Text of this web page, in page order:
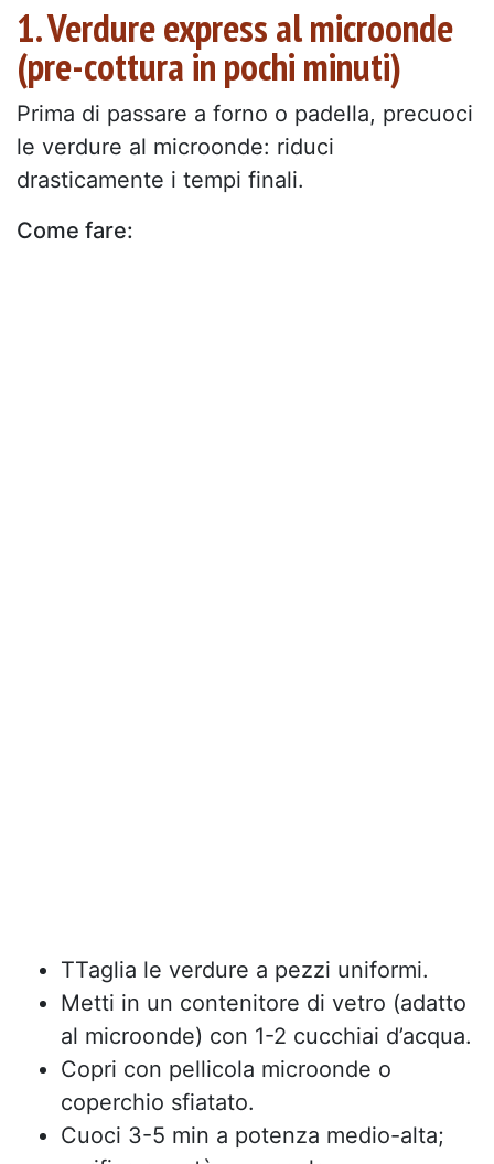
1. Verdure express al microonde
(pre-cottura in pochi minuti)
Prima di passare a forno o padella, precuoci
le verdure al microonde: riduci
drasticamente i tempi finali.
Come fare:
TTaglia le verdure a pezzi uniformi.
Metti in un contenitore di vetro (adatto
al microonde) con 1-2 cucchiai d’acqua.
Copri con pellicola microonde o
coperchio sfiatato.
Cuoci 3-5 min a potenza medio-alta;